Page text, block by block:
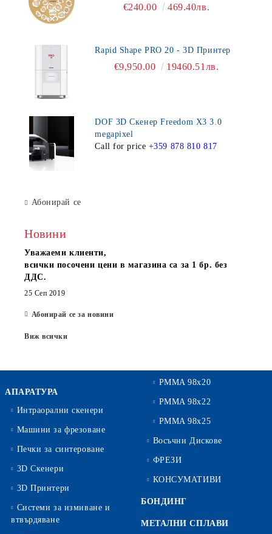
€240.00 469.40лв.
Rapid Shape PRO 20 - 3D Принтер
€9,950.00 19460.51лв.
DOF 3D Скенер Freedom X3 3.0
megapixel
Call for price +359 878 810 817
Абонирай се
Новини
Уважаеми клиенти,
всички посочени цени в магазина са за 1 бр. без
ДДС.
25 Сеп 2019
Абонирай се за новини
Виж всички
АПАРАТУРА
Интраорални скенери
Машини за фрезоване
Печки за синтероване
3D Скенери
3D Принтери
Системи за измиване и
втвърдяване
PMMA 98x20
PMMA 98x22
PMMA 98x25
Восъчни Дискове
ФРЕЗИ
КОНСУМАТИВИ
БОНДИНГ
МЕТАЛНИ СПЛАВИ